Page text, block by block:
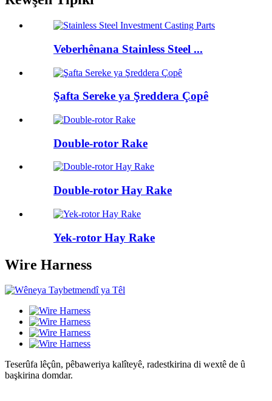
Veberhênana Stainless Steel ...
Şafta Sereke ya Şreddera Çopê
Double-rotor Rake
Double-rotor Hay Rake
Yek-rotor Hay Rake
Wire Harness
Teserûfa lêçûn, pêbaweriya kalîteyê, radestkirina di wextê de û
başkirina domdar.